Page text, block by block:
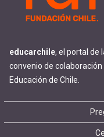
educarchile, el portal de
convenio de
Educación de Chile.
Footer